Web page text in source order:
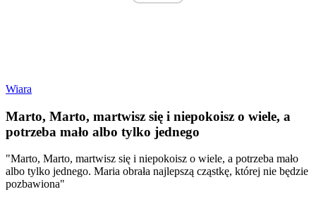
Wiara
Marto, Marto, martwisz się i niepokoisz o wiele, a
potrzeba mało albo tylko jednego
"Marto, Marto, martwisz się i niepokoisz o wiele, a potrzeba mało
albo tylko jednego. Maria obrała najlepszą cząstkę, której nie będzie
pozbawiona"